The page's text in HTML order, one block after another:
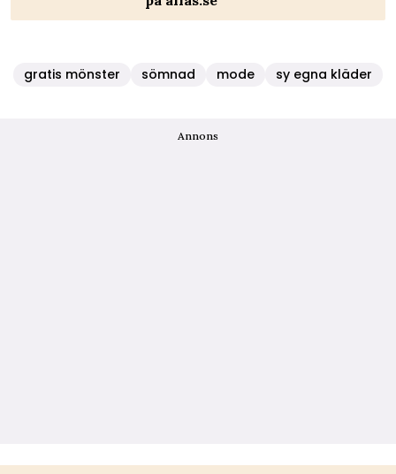
gratis mönster sömnad mode sy egna kläder
Annons